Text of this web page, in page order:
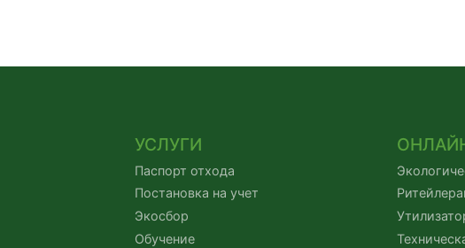
УСЛУГИ
Паспорт отхода
Постановка на учет
Экосбор
Обучение